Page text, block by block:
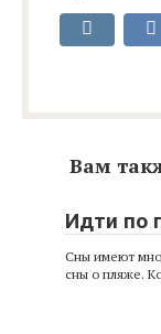
Вам
Идти по
Сны имеют
сны о пляже.